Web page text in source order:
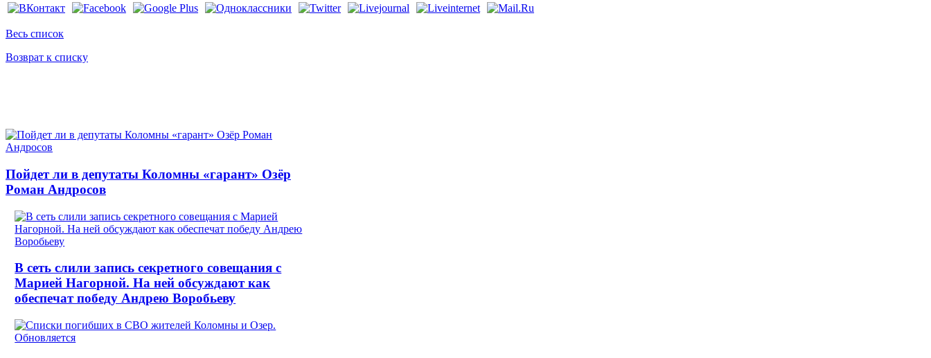
Весь список
Возврат к списку
Пойдет ли в депутаты Коломны «гарант» Озёр
Роман Андросов
В сеть слили запись секретного совещания с
Марией Нагорной. На ней обсуждают как
обеспечат победу Андрею Воробьеву